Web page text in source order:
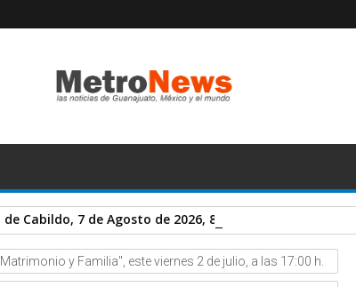
Cabildo, 7 de Agosto de 2026, 8:30 h.
y Familia", este viernes 2 de julio, a las 17:00 h.